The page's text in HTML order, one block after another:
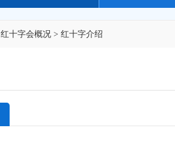
红十字会概况 > 红十字介绍